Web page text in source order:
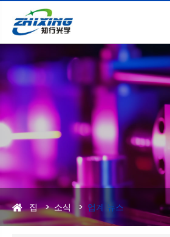
집 소식 업계 뉴스